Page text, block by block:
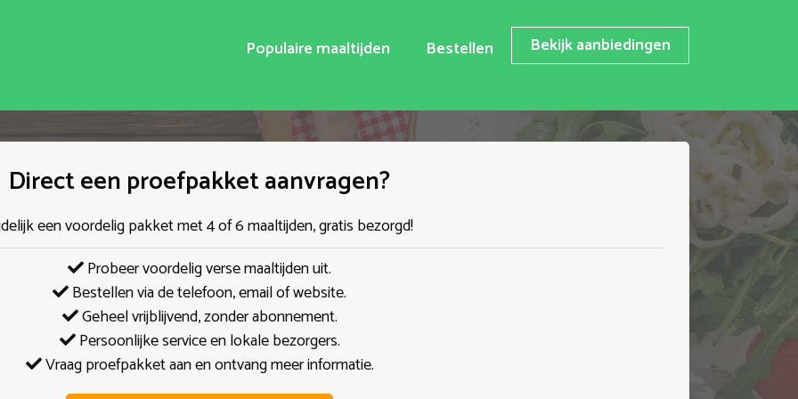
Populaire maaltijden Bestellen Bekijk aanbiedingen
Direct een proefpakket aanvragen?
een voordelig pakket met 4 of 6 maaltijden, gratis bezorgd!
Probeer voordelig verse maaltijden uit.
Bestellen via de telefoon, email of website.
Geheel vrijblijvend, zonder abonnement.
Persoonlijke service en lokale bezorgers.
Vraag proefpakket aan en ontvang meer informatie.